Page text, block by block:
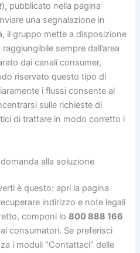
), pubblicato nella pagina
una segnalazione in
il gruppo mette a disposizione
raggiungibile sempre dall’area
dai canali consumer,
riservato questo tipo di
i flussi consente al
sulle richieste di
di trattare in modo corretto i
alla soluzione
è questo: apri la pagina
indirizzo e note legali
componi lo800 888 166
consumatori. Se preferisci
i moduli “Contattaci” delle